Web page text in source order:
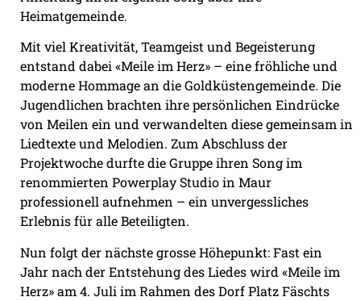
Heimatgemeinde.
Mit viel Kreativität, Teamgeist und Begeisterung
entstand dabei «Meile im Herz» – eine fröhliche und
moderne Hommage an die Goldküstengemeinde. Die
Jugendlichen brachten ihre persönlichen Eindrücke
von Meilen ein und verwandelten diese gemeinsam in
Liedtexte und Melodien. Zum Abschluss der
Projektwoche durfte die Gruppe ihren Song im
renommierten Powerplay Studio in Maur
professionell aufnehmen – ein unvergessliches
Erlebnis für alle Beteiligten.
Nun folgt der nächste grosse Höhepunkt: Fast ein
Jahr nach der Entstehung des Liedes wird «Meile im
Herz» am 4. Juli im Rahmen des Dorf Platz Fäschts